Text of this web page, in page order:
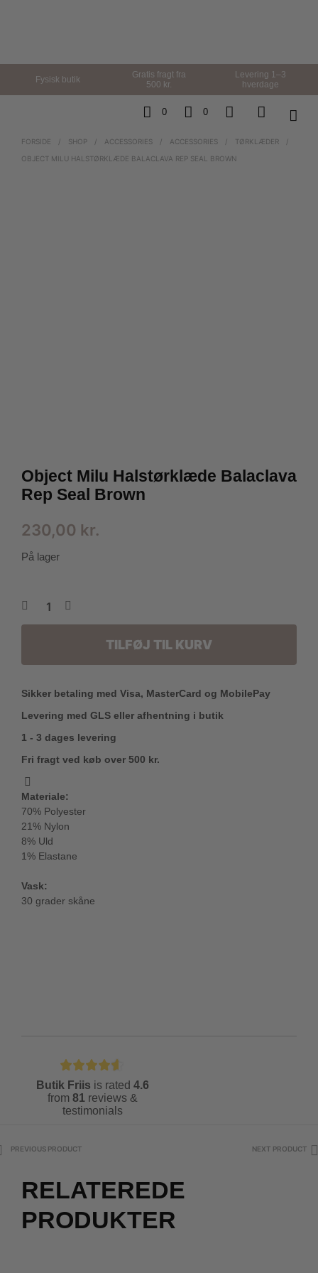
Fysisk butik
Gratis fragt fra
500 kr.
Levering 1–3
hverdage
0 0
FORSIDE / SHOP / ACCESSORIES / ACCESSORIES / TØRKLÆDER
/
OBJECT MILU HALSTØRKLÆDE BALACLAVA REP SEAL BROWN
Object Milu Halstørklæde Balaclava
Rep Seal Brown
230,00 kr.
På lager
TILFØJ TIL KURV
Sikker betaling med Visa, MasterCard og MobilePay
Levering med GLS eller afhentning i butik
1 - 3 dages levering
Fri fragt ved køb over 500 kr.
Materiale:
70% Polyester
21% Nylon
8% Uld
1% Elastane
Vask:
30 grader skåne
Butik Friis is rated 4.6
from 81 reviews &
testimonials
PREVIOUS PRODUCT NEXT PRODUCT
RELATEREDE
PRODUKTER